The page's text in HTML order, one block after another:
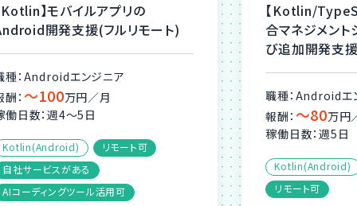
Kotlin】モバイルアプリの
開発支援(フルリモート)
種：Androidエンジニア
酬： 〜100万円／月
働日数：週4〜5日
Kotlin(Android)
リモート可
自社サービスがある
AIコーディングツール活用可
【Kotlin/
合マネジメン
び追加開発支
職種：Androidエ
報酬： 〜80万円
稼働日数：週5日
Kotlin(Android)
リモート可